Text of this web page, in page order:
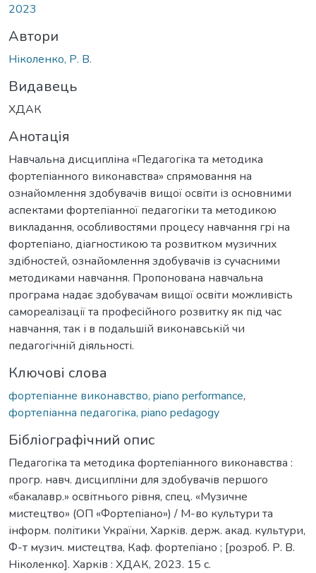
2023
Автори
Ніколенко, Р. В.
Видавець
ХДАК
Анотація
Навчальна дисципліна «Педагогіка та методика
фортепіанного виконавства» спрямовання на
ознайомлення здобувачів вищої освіти із основними
аспектами фортепіанної педагогіки та методикою
викладання, особливостями процесу навчання грі на
фортепіано, діагностикою та розвитком музичних
здібностей, ознайомлення здобувачів із сучасними
методиками навчання. Пропонована навчальна
програма надає здобувачам вищої освіти можливість
самореалізації та професійного розвитку як під час
навчання, так і в подальшій виконавській чи
педагогічній діяльності.
Ключові слова
фортепіанне виконавство, piano performance,
фортепіанна педагогіка, piano pedagogy
Бібліографічний опис
Педагогіка та методика фортепіанного виконавства :
прогр. навч. дисципліни для здобувачів першого
«бакалавр.» освітнього рівня, спец. «Музичне
мистецтво» (ОП «Фортепіано») / М-во культури та
інформ. політики України, Харків. держ. акад. культури,
Ф-т музич. мистецтва, Каф. фортепіано ; [розроб. Р. В.
Ніколенко]. Харків : ХДАК, 2023. 15 с.